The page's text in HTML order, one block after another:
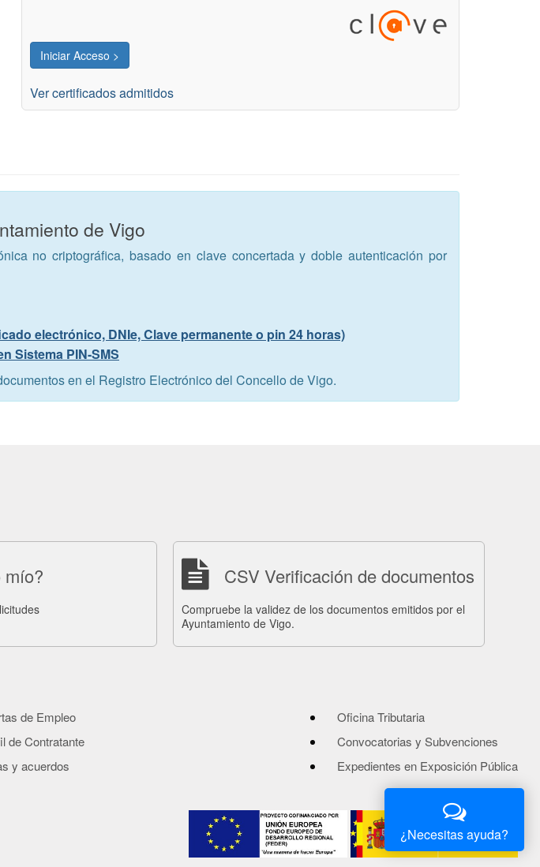
Ver certificados admitidos
de Vigo
no criptográfica, basado en clave concertada y doble autenticación por
electrónico, DNIe, Clave permanente o pin 24 horas)
Sistema PIN-SMS
en el Registro Electrónico del Concello de Vigo.
mío? CSV Verificación de documentos
Compruebe la validez de los documentos emitidos por el
Ayuntamiento de Vigo.
de Empleo
de Contratante
y acuerdos
Oficina Tributaria
Convocatorias y Subvenciones
Expedientes en Exposición Pública
¿Necesitas ayuda?